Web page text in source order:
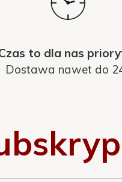
to dla nas
Dostawa nawet do